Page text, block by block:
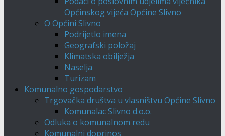
Općinskog vijeća Općine Slivno
O Općini Slivno
Podrijetlo imena
Geografski položaj
Klimatska obilježja
Naselja
Turizam
Komunalno gospodarstvo
Trgovačka društva u vlasništvu Općine Slivno
Komunalac Slivno d.o.o.
Odluka o komunalnom redu
Komunalni doprinos